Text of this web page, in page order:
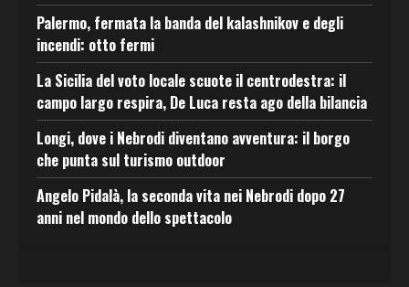
Palermo, fermata la banda del kalashnikov e degli
incendi: otto fermi
La Sicilia del voto locale scuote il centrodestra: il
campo largo respira, De Luca resta ago della bilancia
Longi, dove i Nebrodi diventano avventura: il borgo
che punta sul turismo outdoor
Angelo Pidalà, la seconda vita nei Nebrodi dopo 27
anni nel mondo dello spettacolo